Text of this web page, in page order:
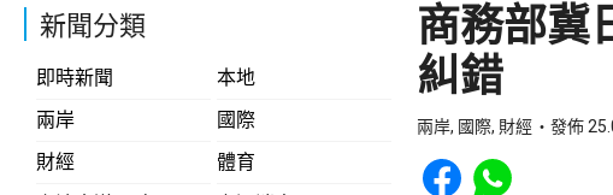
新聞分類
即時新聞
本地
兩岸
國際
財經
體育
商務部冀
糾錯
兩岸, 國際, 財經 發佈
Share to Facebook
Share to WhatsApp